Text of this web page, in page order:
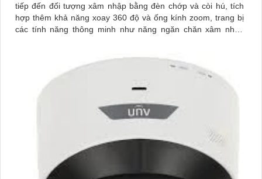
tiếp đến đối tượng xâm nhập bằng đèn chớp và còi hú, tích
hợp thêm khả năng xoay 360 độ và ống kính zoom, trang bị
các tính năng thông minh như năng ngăn chăn xâm nhập